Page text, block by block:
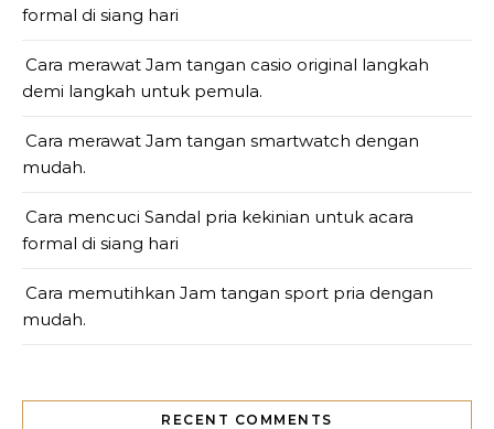
formal di siang hari
Cara merawat Jam tangan casio original langkah
demi langkah untuk pemula.
Cara merawat Jam tangan smartwatch dengan
mudah.
Cara mencuci Sandal pria kekinian untuk acara
formal di siang hari
Cara memutihkan Jam tangan sport pria dengan
mudah.
RECENT COMMENTS